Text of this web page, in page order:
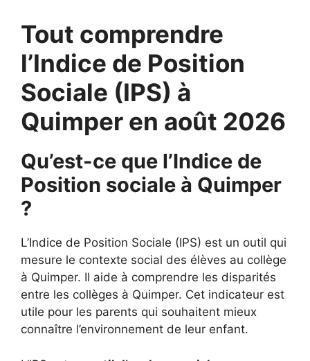
Tout comprendre
l’Indice de Position
Sociale (IPS) à
Quimper en août 2026
Qu’est-ce que l’Indice de
Position sociale à Quimper
?
L’Indice de Position Sociale (IPS) est un outil qui
mesure le contexte social des élèves au collège
à Quimper. Il aide à comprendre les disparités
entre les collèges à Quimper. Cet indicateur est
utile pour les parents qui souhaitent mieux
connaître l’environnement de leur enfant.